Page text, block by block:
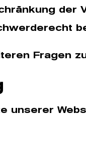
der
Fragen
unserer